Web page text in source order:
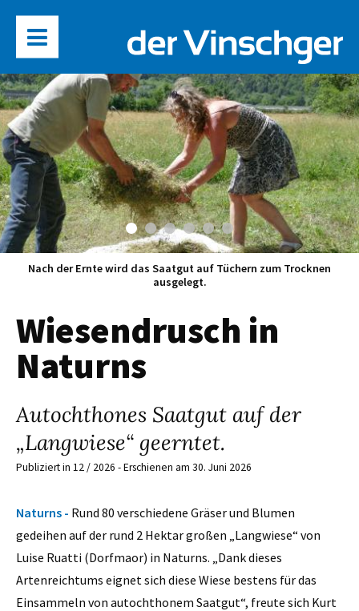
Nach der Ernte wird das Saatgut auf Tüchern zum Trocknen
ausgelegt.
Wiesendrusch in
Naturns
Autochthones Saatgut auf der
„Langwiese“ geerntet.
Publiziert in 12 / 2026 - Erschienen am 30. Juni 2026
Naturns - Rund 80 verschiedene Gräser und Blumen
gedeihen auf der rund 2 Hektar großen „Langwiese“ von
Luise Ruatti (Dorfmaor) in Naturns. „Dank dieses
Artenreichtums eignet sich diese Wiese bestens für das
Einsammeln von autochthonem Saatgut“, freute sich Kurt